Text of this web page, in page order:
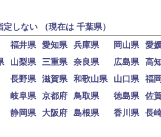
しない （現在は 千葉県）
福井県 愛知県 兵庫県 岡山県
愛
山梨県 三重県 奈良県 広島県
高
長野県 滋賀県 和歌山県 山口県
福
岐阜県 京都府 鳥取県 徳島県
佐
静岡県 大阪府 島根県 香川県
長